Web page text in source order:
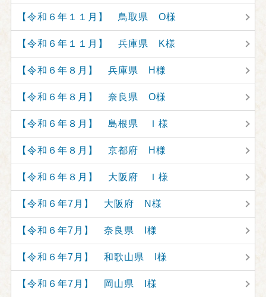
【令和６年１１月】 鳥取県 O様
【令和６年１１月】 兵庫県 K様
【令和６年８月】 兵庫県 H様
【令和６年８月】 奈良県 O様
【令和６年８月】 島根県 Ｉ様
【令和６年８月】 京都府 H様
【令和６年８月】 大阪府 Ｉ様
【令和６年7月】 大阪府 N様
【令和６年7月】 奈良県 I様
【令和６年7月】 和歌山県 I様
【令和６年7月】 岡山県 I様